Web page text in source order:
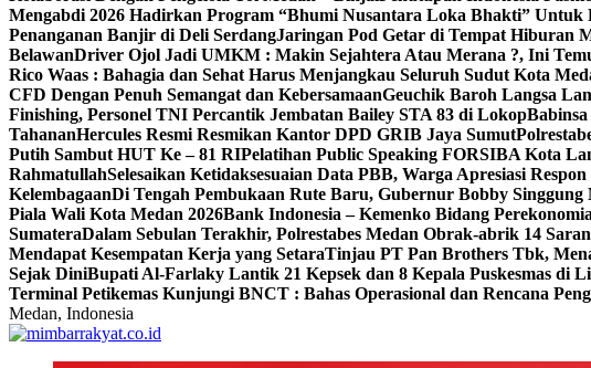
Mengabdi 2026 Hadirkan Program “Bhumi Nusantara Loka Bhakti”
Penanganan Banjir di Deli SerdangJaringan Pod Getar di Tempat Hiburan
BelawanDriver Ojol Jadi UMKM : Makin Sejahtera Atau Merana ?, Ini
Rico Waas : Bahagia dan Sehat Harus Menjangkau Seluruh Sudut Kota
CFD Dengan Penuh Semangat dan KebersamaanGeuchik Baroh Langsa
Finishing, Personel TNI Percantik Jembatan Bailey STA 83 di Lokop
TahananHercules Resmi Resmikan Kantor DPD GRIB Jaya Sumut
Putih Sambut HUT Ke – 81 RIPelatihan Public Speaking FORSIBA Kota
RahmatullahSelesaikan Ketidaksesuaian Data PBB, Warga Apresiasi
KelembagaanDi Tengah Pembukaan Rute Baru, Gubernur Bobby
Piala Wali Kota Medan 2026Bank Indonesia – Kemenko Bidang
SumateraDalam Sebulan Terakhir, Polrestabes Medan Obrak-abrik 14
Mendapat Kesempatan Kerja yang SetaraTinjau PT Pan Brothers Tbk,
Sejak DiniBupati Al-Farlaky Lantik 21 Kepsek dan 8 Kepala Puskesmas di
Terminal Petikemas Kunjungi BNCT : Bahas Operasional dan Rencana
Medan, Indonesia